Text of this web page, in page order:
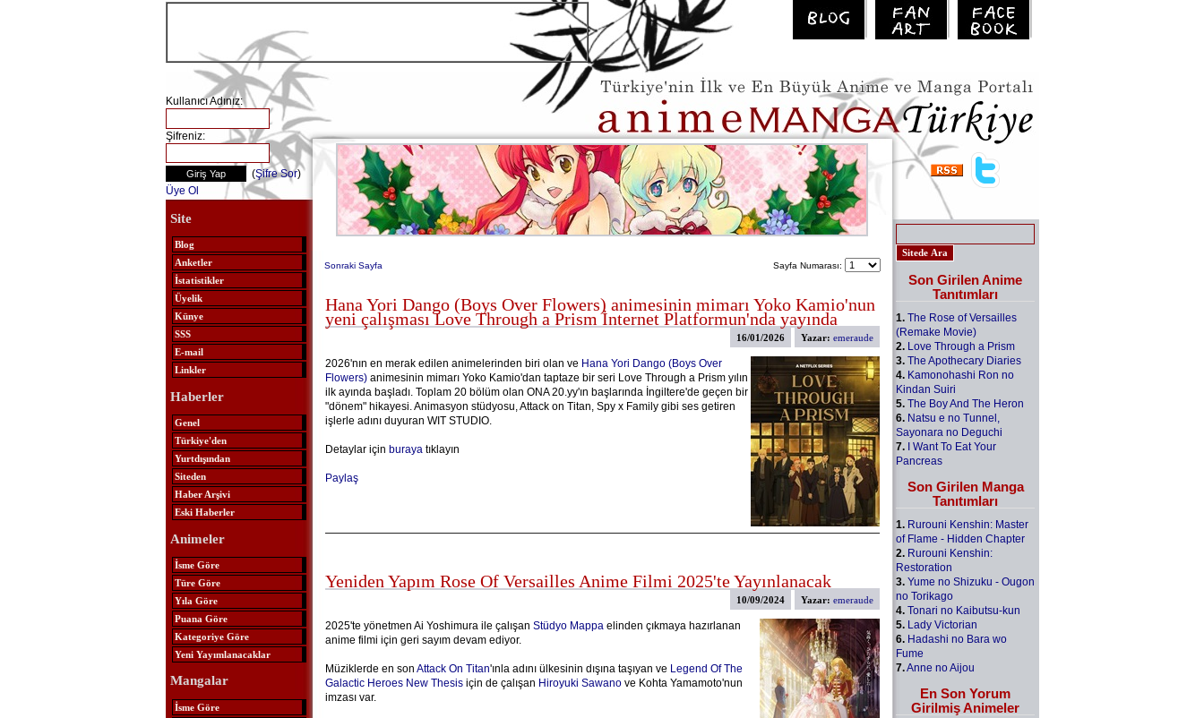
Kullanıcı Adınız:
Şifreniz:
(Şifre Sor)
Üye Ol
Site
Blog
Anketler
İstatistikler
Üyelik
Künye
SSS
E-mail
Linkler
Haberler
Genel
Türkiye'den
Yurtdışından
Siteden
Haber Arşivi
Eski Haberler
Animeler
İsme Göre
Türe Göre
Yıla Göre
Puana Göre
Kategoriye Göre
Yeni Yayımlanacaklar
Mangalar
İsme Göre
Sonraki Sayfa Sayfa Numarası:
Hana Yori Dango (Boys Over Flowers) animesinin mimarı Yoko Kamio'nun
yeni çalışması Love Through a Prism İnternet Platformun'nda yayında
Yazar: emeraude
16/01/2026
2026'nın en merak edilen animelerinden biri olan ve Hana Yori Dango (Boys Over
Flowers)animesinin mimarı Yoko Kamio'dan taptaze bir seri Love Through a Prism yılın
ilk ayında başladı. Toplam 20 bölüm olan ONA 20.yy'ın başlarında İngiltere'de geçen bir
"dönem" hikayesi. Animasyon stüdyosu, Attack on Titan, Spy x Family gibi ses getiren
işlerle adını duyuran WIT STUDIO.
Detaylar için burayatıklayın
Paylaş
Yeniden Yapım Rose Of Versailles Anime Filmi 2025'te Yayınlanacak
Yazar: emeraude
10/09/2024
2025'te yönetmen Ai Yoshimura ile çalışan Stüdyo Mappaelinden çıkmaya hazırlanan
anime filmi için geri sayım devam ediyor.
Müziklerde en son Attack On Titan'ınla adını ülkesinin dışına taşıyan ve Legend Of The
Galactic Heroes New Thesisiçin de çalışan Hiroyuki Sawanove Kohta Yamamoto'nun
imzası var.
Son Girilen Anime
Tanıtımları
1. The Rose of Versailles
(Remake Movie)
2. Love Through a Prism
3. The Apothecary Diaries
4. Kamonohashi Ron no
Kindan Suiri
5. The Boy And The Heron
6. Natsu e no Tunnel,
Sayonara no Deguchi
7. I Want To Eat Your
Pancreas
Son Girilen Manga
Tanıtımları
1. Rurouni Kenshin: Master
of Flame - Hidden Chapter
2. Rurouni Kenshin:
Restoration
3. Yume no Shizuku - Ougon
no Torikago
4. Tonari no Kaibutsu-kun
5. Lady Victorian
6. Hadashi no Bara wo
Fume
7.Anne no Aijou
En Son Yorum
Girilmiş Animeler